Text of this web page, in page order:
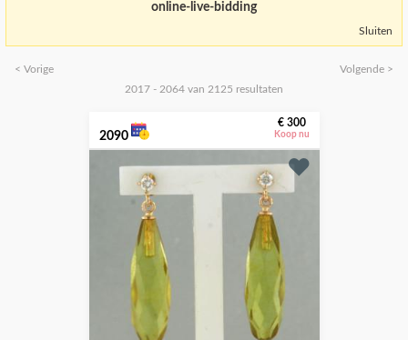
online-live-bidding
Sluiten
< Vorige
Volgende >
2017 - 2064 van 2125 resultaten
2090
€ 300
Koop nu